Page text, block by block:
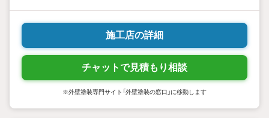
施工店の詳細
チャットで見積もり相談
※外壁塗装専門サイト「外壁塗装の窓口」に移動します